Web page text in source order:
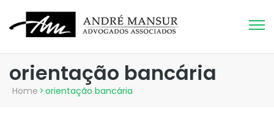
orientação bancária
Home > orientação bancária